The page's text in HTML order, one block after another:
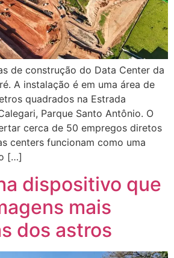
de construção do Data Center da
A instalação é em uma área de
quadrados na Estrada
Parque Santo Antônio. O
cerca de 50 empregos diretos
centers funcionam como uma
[…]
dispositivo que
mais
dos astros